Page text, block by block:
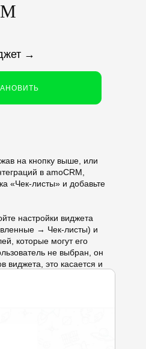
→
на кнопку выше, или
в amoCRM,
«Чек-листы» и добавьте
настройки виджета
→ Чек-листы) и
которые могут его
не выбран, он
виджета, это касается и
Виджет